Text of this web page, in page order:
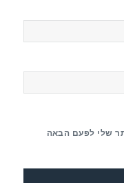
שלי לפעם הבאה